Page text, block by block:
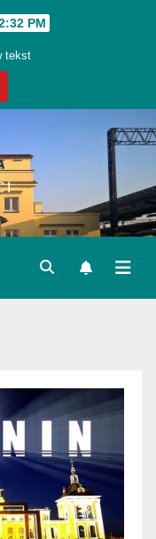
PM
tekst